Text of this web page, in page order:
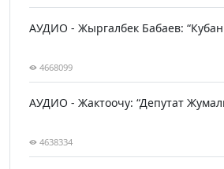
АУДИО - Жыргалбек Бабаев:
4668099
АУДИО - Жактоочу: “Депутат
4638334